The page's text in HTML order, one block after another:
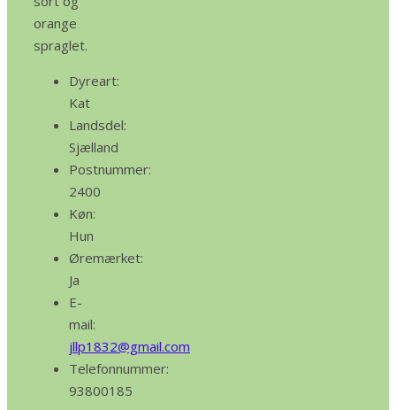
orange
spraglet.
Dyreart:
Kat
Landsdel:
Sjælland
Postnummer:
2400
Køn:
Hun
Øremærket:
Ja
E-
mail:
jllp1832@gmail.com
Telefonnummer:
93800185